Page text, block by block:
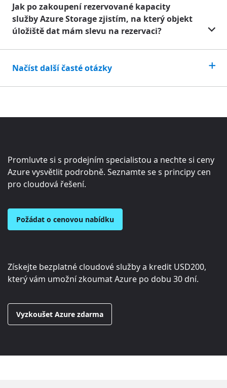
Jak po zakoupení rezervované kapacity
služby Azure Storage zjistím, na který objekt
úložiště dat mám slevu na rezervaci?
Načíst další časté otázky
Promluvte si s prodejním specialistou a nechte si ceny
Azure vysvětlit podrobně. Seznamte se s principy cen
pro cloudová řešení.
Požádat o cenovou nabídku
Získejte bezplatné cloudové služby a kredit USD200,
který vám umožní zkoumat Azure po dobu 30 dní.
Vyzkoušet Azure zdarma